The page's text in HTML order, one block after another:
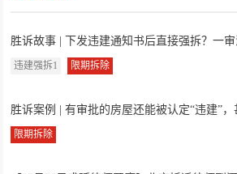
胜诉故事 | 下发违建通知书后直接强拆？一
建”，临夏...
违建强拆1 限期拆除
胜诉案例 | 有审批的房屋还能被认定“违建”，
法院：事...
限期拆除